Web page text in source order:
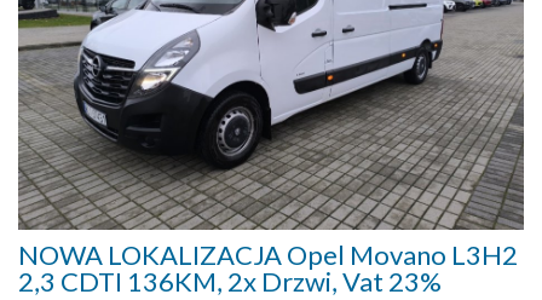
NOWA LOKALIZACJA Opel Movano L3H2
2,3 CDTI 136KM, 2x Drzwi, Vat 23%